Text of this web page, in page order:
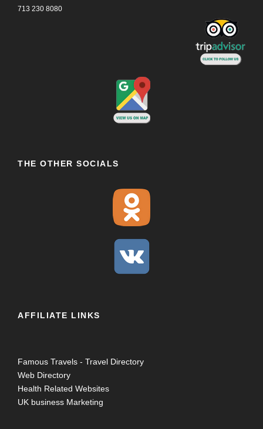
713 230 8080
THE OTHER SOCIALS
AFFILIATE LINKS
Famous Travels - Travel Directory
Web Directory
Health Related Websites
UK business Marketing